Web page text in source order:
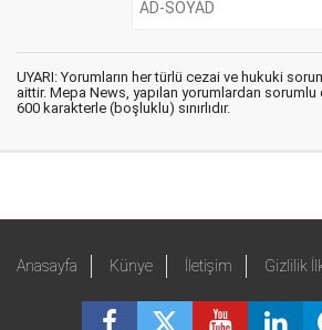
UYARI: Yorumların her türlü cezai ve hukuki
aittir. Mepa News, yapılan yorumlardan
600 karakterle (boşluklu) sınırlıdır.
Anasayfa Künye İletişim Gizlilik